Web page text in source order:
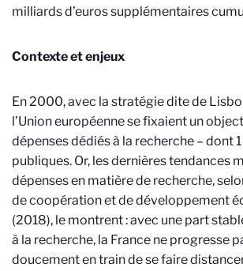
milliards d’euros supplémentaires
Contexte et enjeux
En 2000, avec la stratégie dite de
l’Union européenne se fixaient un
dépenses dédiés à la recherche – dont
publiques. Or, les dernières tendances
dépenses en matière de recherche,
de coopération et de développement
(2018), le montrent : avec une part
à la recherche, la France ne progresse
doucement en train de se faire